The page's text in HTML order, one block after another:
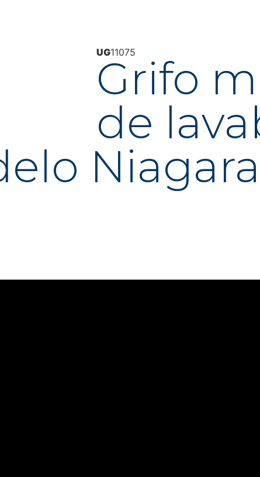
UG11075
Grifo
de
Niagara